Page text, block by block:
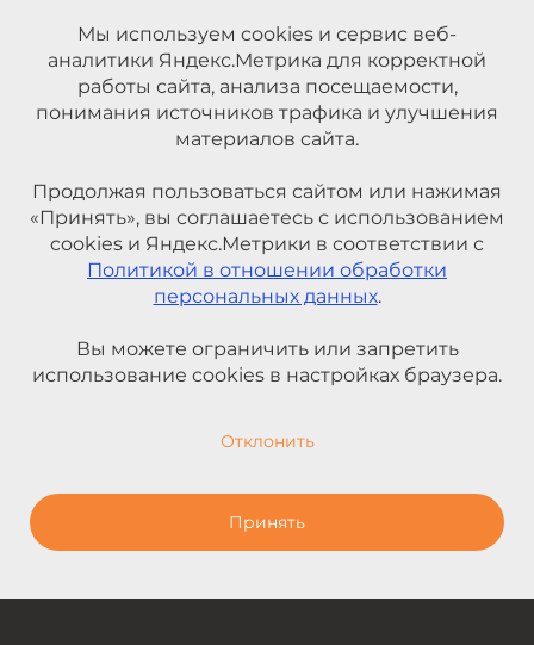
Мы используем cookies и сервис веб-
аналитики Яндекс.Метрика для корректной
работы сайта, анализа посещаемости,
понимания источников трафика и улучшения
материалов сайта.
Продолжая пользоваться сайтом или нажимая
«Принять», вы соглашаетесь с использованием
cookies и Яндекс.Метрики в соответствии с
Политикой в отношении обработки
персональных данных.
Вы можете ограничить или запретить
использование cookies в настройках браузера.
Отклонить
Принять